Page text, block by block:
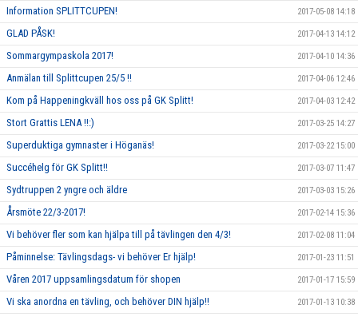
Information SPLITTCUPEN! 2017-05-08 14:18
GLAD PÅSK! 2017-04-13 14:12
Sommargympaskola 2017! 2017-04-10 14:36
Anmälan till Splittcupen 25/5 !! 2017-04-06 12:46
Kom på Happeningkväll hos oss på GK Splitt! 2017-04-03 12:42
Stort Grattis LENA !!:) 2017-03-25 14:27
Superduktiga gymnaster i Höganäs! 2017-03-22 15:00
Succéhelg för GK Splitt!! 2017-03-07 11:47
Sydtruppen 2 yngre och äldre 2017-03-03 15:26
Årsmöte 22/3-2017! 2017-02-14 15:36
Vi behöver fler som kan hjälpa till på tävlingen den 4/3! 2017-02-08 11:04
Påminnelse: Tävlingsdags- vi behöver Er hjälp! 2017-01-23 11:51
Våren 2017 uppsamlingsdatum för shopen 2017-01-17 15:59
Vi ska anordna en tävling, och behöver DIN hjälp!! 2017-01-13 10:38